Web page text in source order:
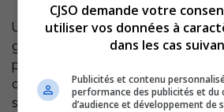
Un menu savamment
grands chefs de la régionmet
plus fines gueules. Une
originales et une cinquantaine
sortes ont été tirés durant la
CJSO demande votre
utiliser vos données à
dans les cas
Publicités et contenu
performance des publicités et du
d’audience et développement de